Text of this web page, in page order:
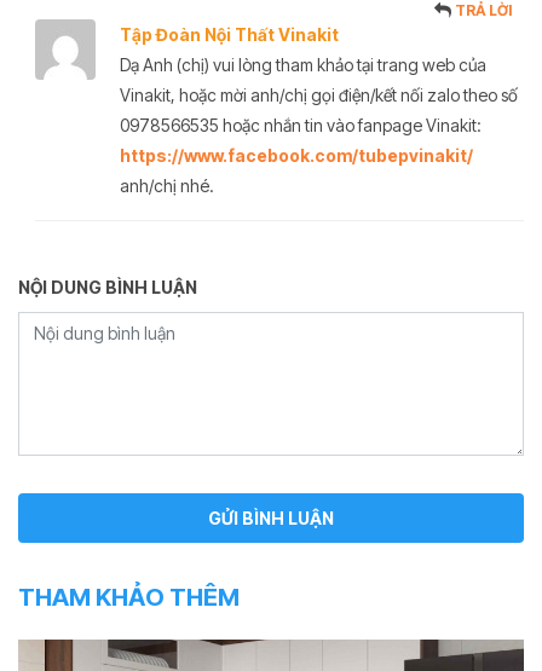
Tập Đoàn Nội Thất Vinakit
TRẢ LỜI
Dạ Anh (chị) vui lòng tham khảo tại trang web của
Vinakit, hoặc mời anh/chị gọi điện/kết nối zalo theo số
0978566535 hoặc nhắn tin vào fanpage Vinakit:
https://www.facebook.com/tubepvinakit/
anh/chị nhé.
NỘI DUNG BÌNH LUẬN
THAM KHẢO THÊM